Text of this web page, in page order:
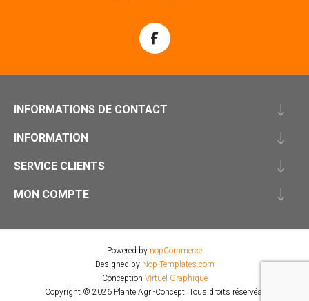
INFORMATIONS DE CONTACT
INFORMATION
SERVICE CLIENTS
MON COMPTE
Powered by nopCommerce
Designed by Nop-Templates.com
Conception Virtuel Graphique
Copyright © 2026 Plante Agri-Concept. Tous droits réservés.